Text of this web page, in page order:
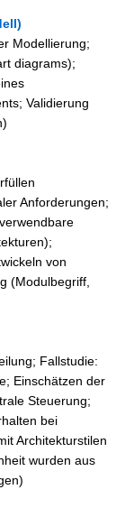
Modellierung;
diagrams);
Validierung
Anforderungen;
von
(Modulbegriff,
Fallstudie:
Einschätzen der
Steuerung;
bei
Architekturstilen
wurden aus